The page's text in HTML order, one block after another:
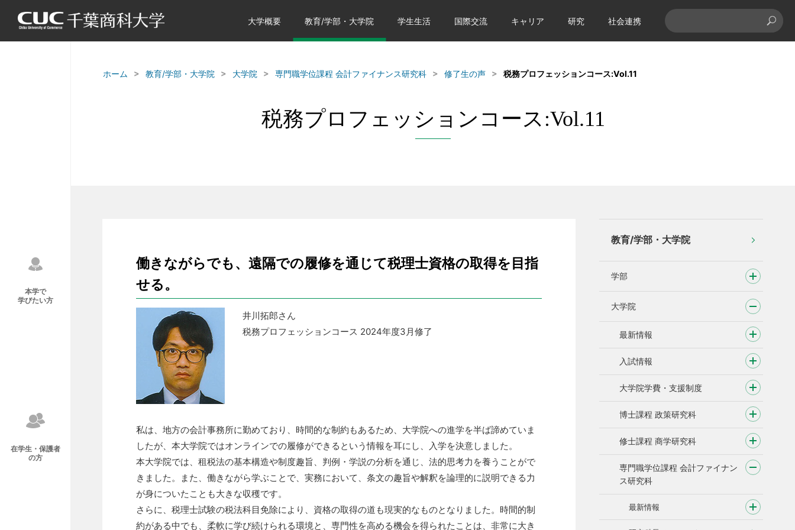
大学概要 教育/学部・大学院 学生生活 国際交流 キャリア 研究 社会連携
ホーム 教育/学部・大学院 大学院 専門職学位課程 会計ファイナンス研究科 修了生の声 税務プロフェッションコース:Vol.11
税務プロフェッションコース:Vol.11
働きながらでも、遠隔での履修を通じて税理士資格の取得を目指
せる。
井川拓郎さん
税務プロフェッションコース 2024年度3月修了
私は、地方の会計事務所に勤めており、時間的な制約もあるため、大学院への進学を半ば諦めていま
したが、本大学院ではオンラインでの履修ができるという情報を耳にし、入学を決意しました。
本大学院では、租税法の基本構造や制度趣旨、判例・学説の分析を通じ、法的思考力を養うことがで
きました。また、働きながら学ぶことで、実務において、条文の趣旨や解釈を論理的に説明できる力
が身についたことも大きな収穫です。
さらに、税理士試験の税法科目免除により、資格の取得の道も現実的なものとなりました。時間的制
約がある中でも、柔軟に学び続けられる環境と、専門性を高める機会を得られたことは、非常に大き
教育/学部・大学院
学部
大学院
最新情報
入試情報
大学院学費・支援制度
博士課程 政策研究科
修士課程 商学研究科
専門職学位課程 会計ファイナン
ス研究科
最新情報
本学で
学びたい方
在学生・保護者
の方